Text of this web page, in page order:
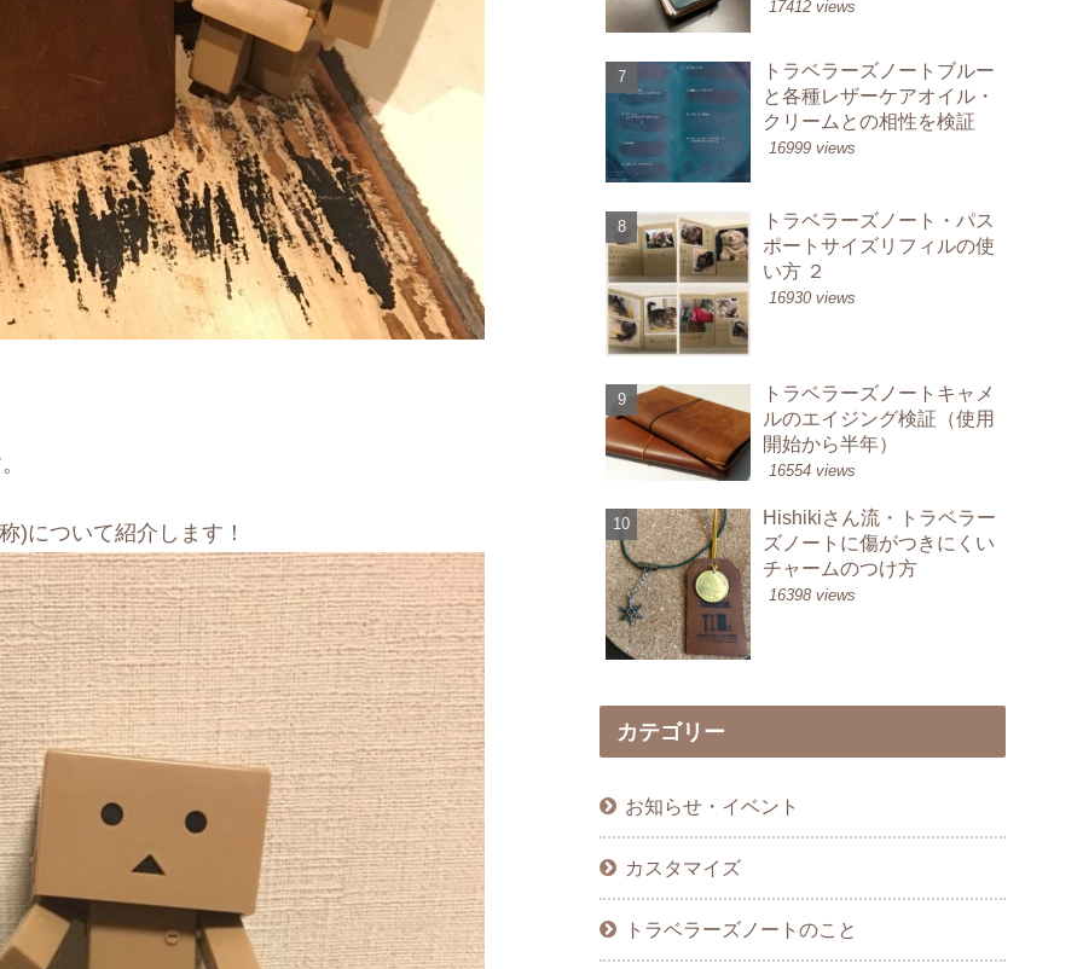
)について紹介します！
17412 views
トラベラーズノートブルー
と各種レザーケアオイル・
クリームとの相性を検証
16999 views
トラベラーズノート・パス
ポートサイズリフィルの使
い方 ２
16930 views
トラベラーズノートキャメ
ルのエイジング検証（使用
開始から半年）
16554 views
Hishikiさん流・トラベラー
ズノートに傷がつきにくい
チャームのつけ方
16398 views
カテゴリー
お知らせ・イベント
カスタマイズ
トラベラーズノートのこと